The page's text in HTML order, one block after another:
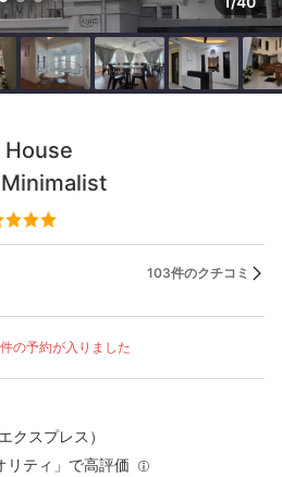
103件のクチコミ
の予約が入りました
クスプレス）
リティ」で高評価